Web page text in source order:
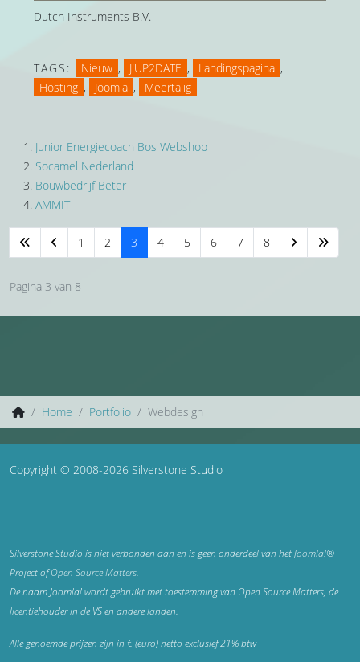
Dutch Instruments B.V.
TAGS: Nieuw , J!UP2DATE , Landingspagina ,
Hosting , Joomla , Meertalig
Junior Energiecoach Bos Webshop
Socamel Nederland
Bouwbedrijf Beter
AMMIT
1 2 3 4 5 6 7 8
Pagina 3 van 8
Home Portfolio Webdesign
Copyright © 2008-2026 Silverstone Studio
Silverstone Studio is niet verbonden aan en is geen onderdeel van hetJoomla!®
Project ofOpen Source Matters.
De naam Joomla! wordt gebruikt met toestemming van Open Source Matters, de
licentiehouder in de VS en andere landen.
Alle genoemde prijzen zijn in € (euro) netto exclusief 21% btw